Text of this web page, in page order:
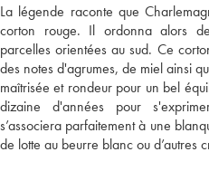
La légende raconte que
corton rouge. Il ordonna alors
parcelles orientées au sud. Ce
des notes d'agrumes, de miel ainsi
maîtrisée et rondeur pour un bel
dizaine d'années pour
s’associera parfaitement à une
de lotte au beurre blanc ou d’autres